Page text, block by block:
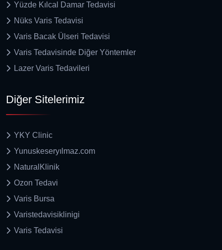
Yüzde Kılcal Damar Tedavisi
Nüks Varis Tedavisi
Varis Bacak Ülseri Tedavisi
Varis Tedavisinde Diğer Yöntemler
Lazer Varis Tedavileri
Diğer Sitelerimiz
YKY Clinic
Yunuskeseryılmaz.com
NaturalKlinik
Ozon Tedavi
Varis Bursa
Varistedavisiklinigi
Varis Tedavisi